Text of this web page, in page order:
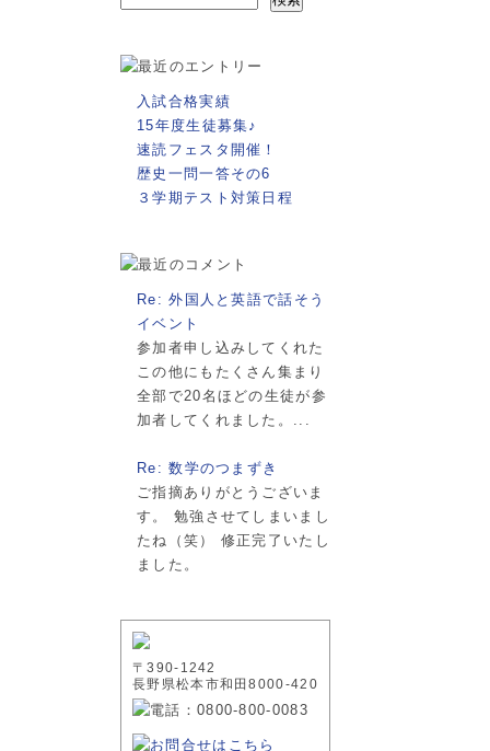
入試合格実績
15年度生徒募集♪
速読フェスタ開催！
歴史一問一答その6
３学期テスト対策日程
Re: 外国人と英語で話そう
イベント
参加者申し込みしてくれた
この他にもたくさん集まり
全部で20名ほどの生徒が参
加者してくれました。...
Re: 数学のつまずき
ご指摘ありがとうございま
す。 勉強させてしまいまし
たね（笑） 修正完了いたし
ました。
〒390-1242
長野県松本市和田8000-420